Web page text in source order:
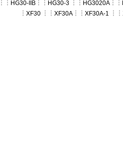
┆┆ HG30-IIB ┆┆ HG30-3 ┆┆ HG3020A ┆┆
┆ XF30 ┆┆ XF30A ┆┆ XF30A-1 ┆┆